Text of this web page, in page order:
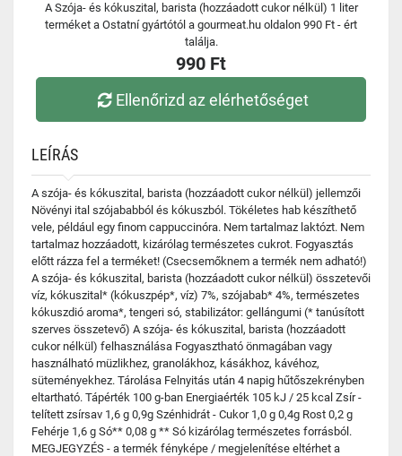
A Szója- és kókuszital, barista (hozzáadott cukor nélkül) 1 liter
terméket a Ostatní gyártótól a gourmeat.hu oldalon 990 Ft - ért
találja.
990 Ft
Ellenőrizd az elérhetőséget
LEÍRÁS
A szója- és kókuszital, barista (hozzáadott cukor nélkül) jellemzői
Növényi ital szójababból és kókuszból. Tökéletes hab készíthető
vele, például egy finom cappuccinóra. Nem tartalmaz laktózt. Nem
tartalmaz hozzáadott, kizárólag természetes cukrot. Fogyasztás
előtt rázza fel a terméket! (Csecsemőknem a termék nem adható!)
A szója- és kókuszital, barista (hozzáadott cukor nélkül) összetevői
víz, kókuszital* (kókuszpép*, víz) 7%, szójabab* 4%, természetes
kókuszdió aroma*, tengeri só, stabilizátor: gellángumi (* tanúsított
szerves összetevő) A szója- és kókuszital, barista (hozzáadott
cukor nélkül) felhasználása Fogyasztható önmagában vagy
használható müzlikhez, granolákhoz, kásákhoz, kávéhoz,
süteményekhez. Tárolása Felnyitás után 4 napig hűtőszekrényben
eltartható. Tápérték 100 g-ban Energiaérték 105 kJ / 25 kcal Zsír -
telített zsírsav 1,6 g 0,9g Szénhidrát - Cukor 1,0 g 0,4g Rost 0,2 g
Fehérje 1,6 g Só** 0,08 g ** Só kizárólag természetes forrásból.
MEGJEGYZÉS - a termék fényképe / megjelenítése eltérhet a